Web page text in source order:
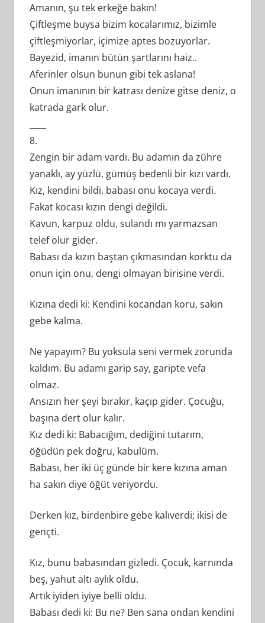
Amanın, şu tek erkeğe bakın!
Çiftleşme buysa bizim kocalarımız, bizimle
çiftleşmiyorlar, içimize aptes bozuyorlar.
Bayezid, imanın bütün şartlarını haiz..
Aferinler olsun bunun gibi tek aslana!
Onun imanının bir katrası denize gitse deniz, o
katrada gark olur.
8.
Zengin bir adam vardı. Bu adamın da zühre
yanaklı, ay yüzlü, gümüş bedenli bir kızı vardı.
Kız, kendini bildi, babası onu kocaya verdi.
Fakat kocası kızın dengi değildi.
Kavun, karpuz oldu, sulandı mı yarmazsan
telef olur gider.
Babası da kızın baştan çıkmasından korktu da
onun için onu, dengi olmayan birisine verdi.
Kızına dedi ki: Kendini kocandan koru, sakın
gebe kalma.
Ne yapayım? Bu yoksula seni vermek zorunda
kaldım. Bu adamı garip say, garipte vefa
olmaz.
Ansızın her şeyi bırakır, kaçıp gider. Çocuğu,
başına dert olur kalır.
Kız dedi ki: Babacığım, dediğini tutarım,
öğüdün pek doğru, kabulüm.
Babası, her iki üç günde bir kere kızına aman
ha sakın diye öğüt veriyordu.
Derken kız, birdenbire gebe kalıverdi; ikisi de
gençti.
Kız, bunu babasından gizledi. Çocuk, karnında
beş, yahut altı aylık oldu.
Artık iyiden iyiye belli oldu.
Babası dedi ki: Bu ne? Ben sana ondan kendini